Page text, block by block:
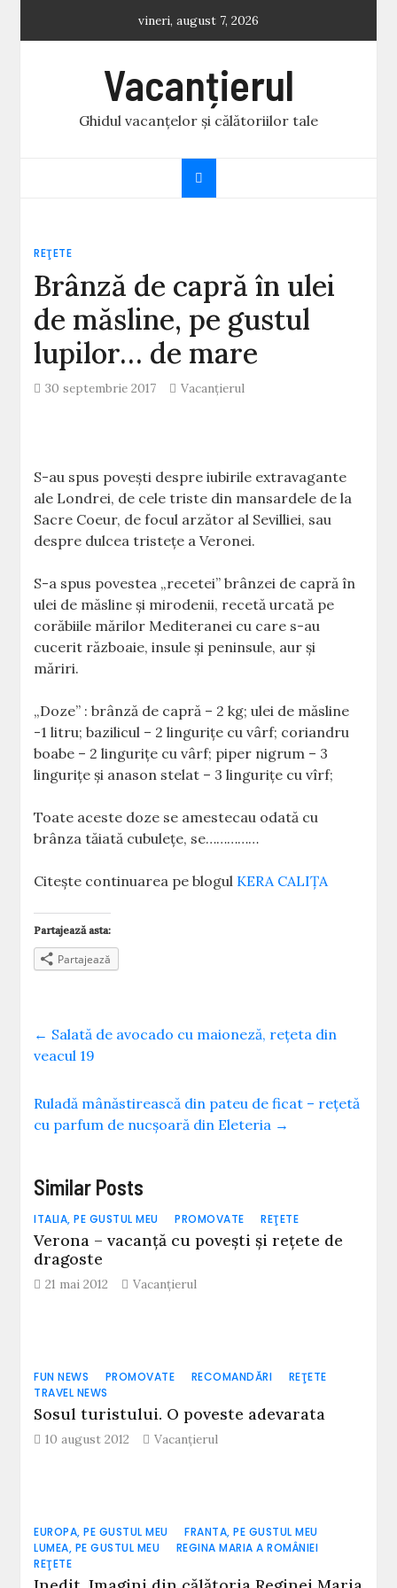
vineri, august 7, 2026
Vacanțierul
Ghidul vacanțelor și călătoriilor tale
REŢETE
Brânză de capră în ulei
de măsline, pe gustul
lupilor… de mare
30 septembrie 2017 Vacanțierul
S-au spus povești despre iubirile extravagante
ale Londrei, de cele triste din mansardele de la
Sacre Coeur, de focul arzător al Sevilliei, sau
despre dulcea tristețe a Veronei.
S-a spus povestea „recetei” brânzei de capră în
ulei de măsline și mirodenii, recetă urcată pe
corăbiile mărilor Mediteranei cu care s-au
cucerit războaie, insule și peninsule, aur și
măriri.
„Doze” : brânză de capră – 2 kg; ulei de măsline
-1 litru; bazilicul – 2 lingurițe cu vârf; coriandru
boabe – 2 lingurițe cu vârf; piper nigrum – 3
lingurițe și anason stelat – 3 lingurițe cu vîrf;
Toate aceste doze se amestecau odată cu
brânza tăiată cubulețe, se……………
Citește continuarea pe blogul KERA CALIȚA
Partajează asta:
Partajează
← Salată de avocado cu maioneză, rețeta din
veacul 19
Ruladă mânăstirească din pateu de ficat – rețetă
cu parfum de nucșoară din Eleteria →
Similar Posts
ITALIA, PE GUSTUL MEU PROMOVATE REŢETE
Verona – vacanţă cu poveşti şi reţete de
dragoste
21 mai 2012 Vacanțierul
FUN NEWS PROMOVATE RECOMANDĂRI
REŢETE
TRAVEL NEWS
Sosul turistului. O poveste adevarata
10 august 2012 Vacanțierul
EUROPA, PE GUSTUL MEU
FRANTA, PE GUSTUL MEU
LUMEA, PE GUSTUL MEU
REGINA MARIA A ROMÂNIEI
REŢETE